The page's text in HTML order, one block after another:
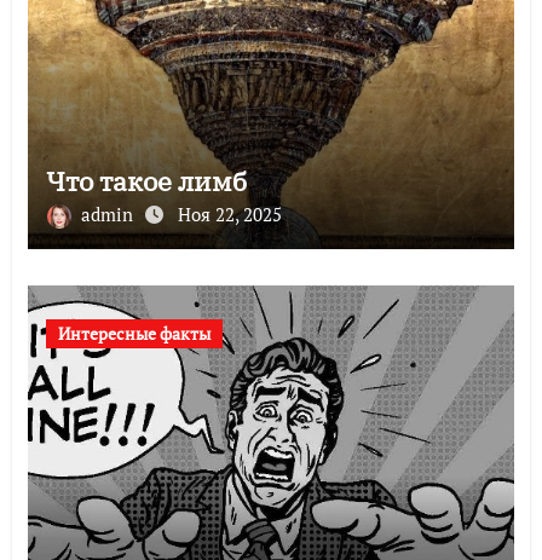
Что такое лимб
admin Ноя 22, 2025
Интересные факты